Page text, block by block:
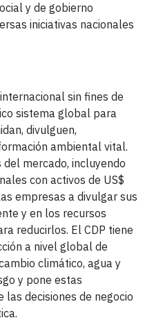
y de gobierno
iniciativas nacionales
sin fines de
sistema global para
divulguen,
ambiental vital.
mercado, incluyendo
con activos de US$
empresas a divulgar sus
y en los recursos
reducirlos. El CDP tiene
a nivel global de
climático, agua y
y pone estas
decisiones de negocio